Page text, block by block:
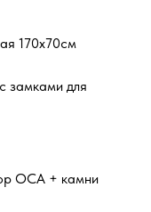
170х70см
замками для
ОСА + камни